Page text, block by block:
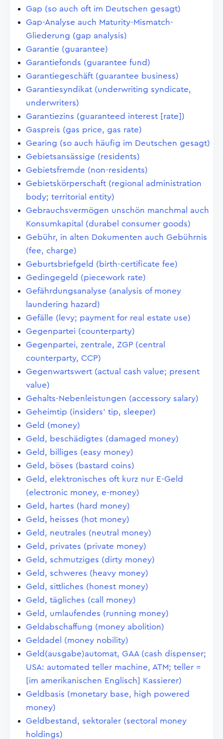
Gap (so auch oft im Deutschen gesagt)
Gap-Analyse auch Maturity-Mismatch-
Gliederung (gap analysis)
Garantie (guarantee)
Garantiefonds (guarantee fund)
Garantiegeschäft (guarantee business)
Garantiesyndikat (underwriting syndicate,
underwriters)
Garantiezins (guaranteed interest [rate])
Gaspreis (gas price, gas rate)
Gearing (so auch häufig im Deutschen gesagt)
Gebietsansässige (residents)
Gebietsfremde (non-residents)
Gebietskörperschaft (regional administration
body; territorial entity)
Gebrauchsvermögen unschön manchmal auch
Konsumkapital (durabel consumer goods)
Gebühr, in alten Dokumenten auch Gebührnis
(fee, charge)
Geburtsbriefgeld (birth-certificate fee)
Gedingegeld (piecework rate)
Gefährdungsanalyse (analysis of money
laundering hazard)
Gefälle (levy; payment for real estate use)
Gegenpartei (counterparty)
Gegenpartei, zentrale, ZGP (central
counterparty, CCP)
Gegenwartswert (actual cash value; present
value)
Gehalts-Nebenleistungen (accessory salary)
Geheimtip (insiders' tip, sleeper)
Geld (money)
Geld, beschädigtes (damaged money)
Geld, billiges (easy money)
Geld, böses (bastard coins)
Geld, elektronisches oft kurz nur E-Geld
(electronic money, e-money)
Geld, hartes (hard money)
Geld, heisses (hot money)
Geld, neutrales (neutral money)
Geld, privates (private money)
Geld, schmutziges (dirty money)
Geld, schweres (heavy money)
Geld, sittliches (honest money)
Geld, tägliches (call money)
Geld, umlaufendes (running money)
Geldabschaffung (money abolition)
Geldadel (money nobility)
Geld(ausgabe)automat, GAA (cash dispenser;
USA: automated teller machine, ATM; teller =
[im amerikanischen Englisch] Kassierer)
Geldbasis (monetary base, high powered
money)
Geldbestand, sektoraler (sectoral money
holdings)